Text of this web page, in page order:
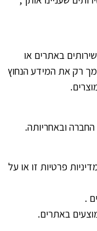
באתרים או
רק את המידע הנחוץ
ובאחריותה.
פרטיות זו או על
.
באתרים.